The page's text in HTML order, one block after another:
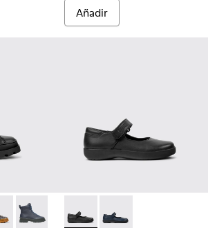
Añadir
- Botines de piel negros para niños.
031
- K900179-020
Brutus - K900179-003
Spiral Comet - 80356-003 -
Spiral Comet -